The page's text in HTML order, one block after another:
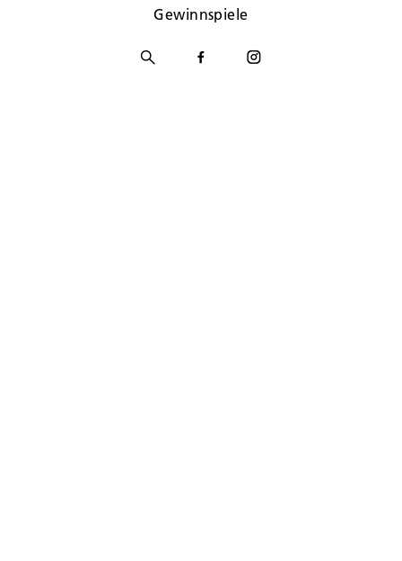
Gewinnspiele